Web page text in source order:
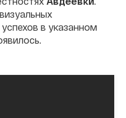
в указанном